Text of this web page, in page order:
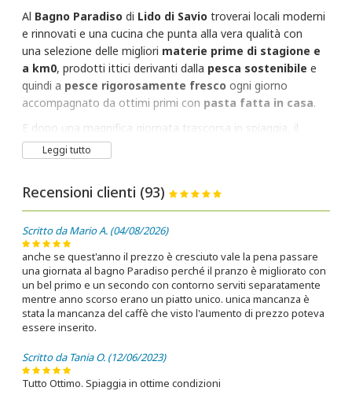
Al Bagno Paradiso di Lido di Savio troverai locali moderni
e rinnovati e una cucina che punta alla vera qualità con
una selezione delle migliori materie prime di stagione e
a km0, prodotti ittici derivanti dalla pesca sostenibilee
quindi a pesce rigorosamente fresco ogni giorno
accompagnato da ottimi primi con pasta fatta in casa.
E dopo una magnifica giornata trascorsa in spiaggia, il
divertimento prosegue con ricchi
tema. Quest'anno non perdere le
delle promozioni in corso per assaporare al meglio ogni
momento, con uno sguardo rivolto al risparmio!
Leggi tutto
Recensioni clienti (93)
Scritto da Mario A. (04/08/2026)
anche se quest'anno il prezzo è cresciuto vale la pena passare
una giornata al bagno Paradiso perché il pranzo è migliorato con
un bel primo e un secondo con contorno serviti separatamente
mentre anno scorso erano un piatto unico. unica mancanza è
stata la mancanza del caffè che visto l'aumento di prezzo poteva
essere inserito.
Scritto da Tania O. (12/06/2023)
Tutto Ottimo. Spiaggia in ottime condizioni